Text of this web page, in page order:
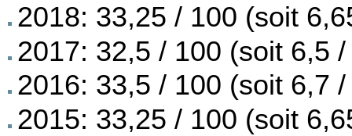
2018: 33,25 / 100 (soit
2017: 32,5 / 100 (soit 6,5
2016: 33,5 / 100 (soit 6,7
2015: 33,25 / 100 (soit